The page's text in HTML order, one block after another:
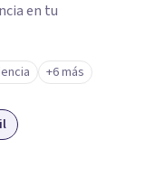
en tu
+6 más